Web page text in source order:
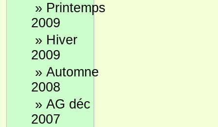
» Printemps
2009
» Hiver
2009
» Automne
2008
» AG déc
2007